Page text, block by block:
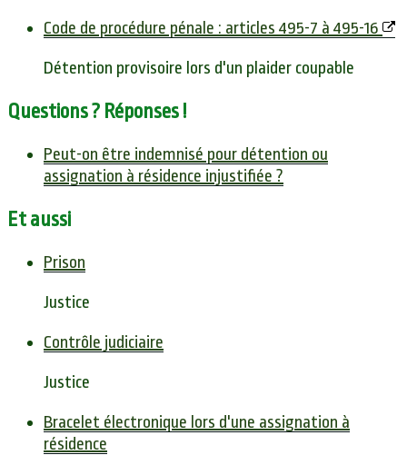
Code de procédure pénale : articles 495-7 à 495-16
Détention provisoire lors d'un plaider coupable
Questions ? Réponses !
Peut-on être indemnisé pour détention ou
assignation à résidence injustifiée ?
Et aussi
Prison
Justice
Contrôle judiciaire
Justice
Bracelet électronique lors d'une assignation à
résidence